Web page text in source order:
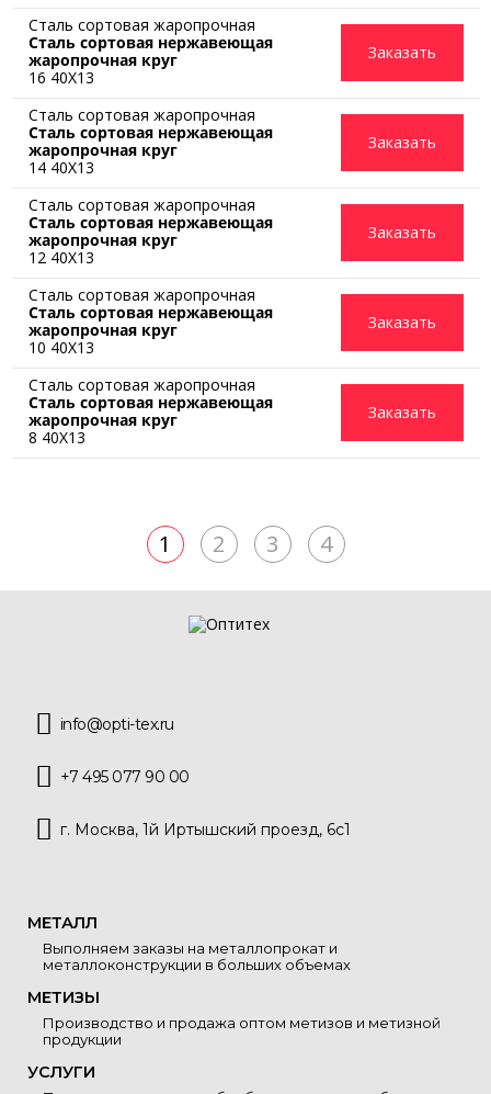
Сталь сортовая жаропрочная
Сталь сортовая нержавеющая
жаропрочная круг
16 40Х13
Заказать
Сталь сортовая жаропрочная
Сталь сортовая нержавеющая
жаропрочная круг
14 40Х13
Заказать
Сталь сортовая жаропрочная
Сталь сортовая нержавеющая
жаропрочная круг
12 40Х13
Заказать
Сталь сортовая жаропрочная
Сталь сортовая нержавеющая
жаропрочная круг
10 40Х13
Заказать
Сталь сортовая жаропрочная
Сталь сортовая нержавеющая
жаропрочная круг
8 40Х13
Заказать
1 2 3 4
info@opti-tex.ru
+7 495 077 90 00
г. Москва, 1й Иртышский проезд, 6с1
МЕТАЛЛ
Выполняем заказы на металлопрокат и
металлоконструкции в больших объемах
МЕТИЗЫ
Производство и продажа оптом метизов и метизной
продукции
УСЛУГИ